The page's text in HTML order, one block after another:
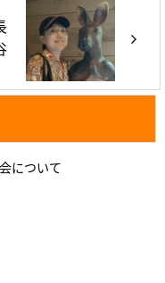
について